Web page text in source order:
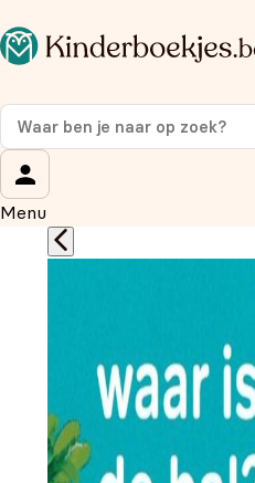
Menu
Op de hoogte blijven van
Meld je aan voor onze
korting
Wat is je voornaam?
Wat is je e-mailadres?*
We gebruiken je gegevens
overeenstemming met ons